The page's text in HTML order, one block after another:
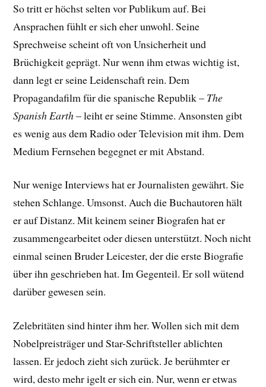
So tritt er höchst selten vor Publikum auf. Bei
Ansprachen fühlt er sich eher unwohl. Seine
Sprechweise scheint oft von Unsicherheit und
Brüchigkeit geprägt. Nur wenn ihm etwas wichtig ist,
dann legt er seine Leidenschaft rein. Dem
Propagandafilm für die spanische Republik – The
Spanish Earth– leiht er seine Stimme. Ansonsten gibt
es wenig aus dem Radio oder Television mit ihm. Dem
Medium Fernsehen begegnet er mit Abstand.
Nur wenige Interviews hat er Journalisten gewährt. Sie
stehen Schlange. Umsonst. Auch die Buchautoren hält
er auf Distanz. Mit keinem seiner Biografen hat er
zusammengearbeitet oder diesen unterstützt. Noch nicht
einmal seinen Bruder Leicester, der die erste Biografie
über ihn geschrieben hat. Im Gegenteil. Er soll wütend
darüber gewesen sein.
Zelebritäten sind hinter ihm her. Wollen sich mit dem
Nobelpreisträger und Star-Schriftsteller ablichten
lassen. Er jedoch zieht sich zurück. Je berühmter er
wird, desto mehr igelt er sich ein. Nur, wenn er etwas